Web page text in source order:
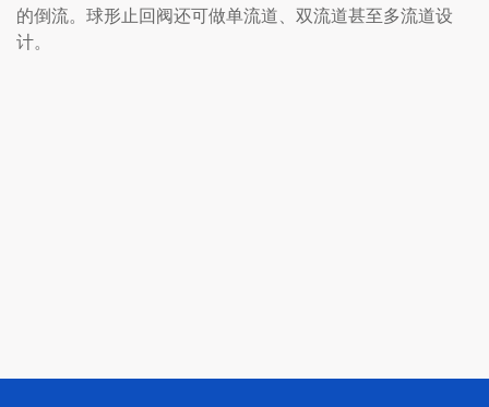
的倒流。球形止回阀还可做单流道、双流道甚至多流道设
计。